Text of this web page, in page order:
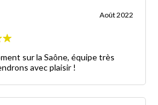
Août 2022
sur la Saône, équipe très
avec plaisir !